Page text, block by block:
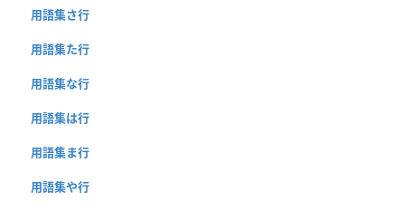
用語集さ行
用語集た行
用語集な行
用語集は行
用語集ま行
用語集や行